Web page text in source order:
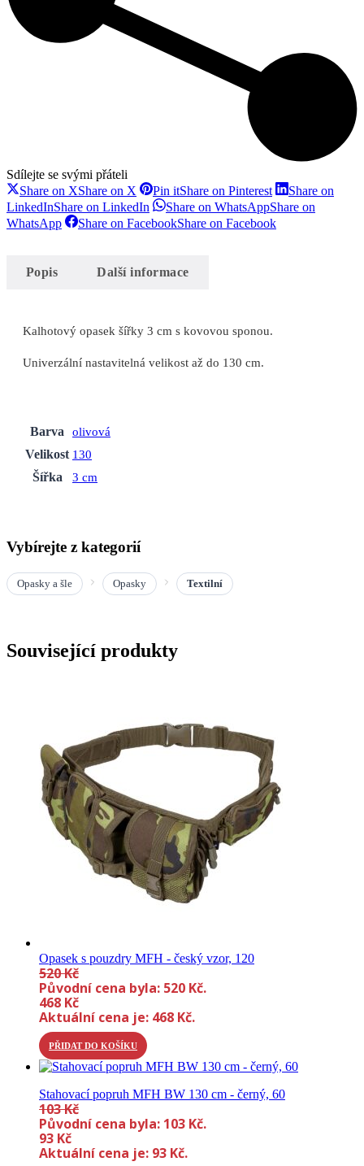
Sdílejte se svými přáteli
Share on XShare on X Pin itShare on Pinterest
Share on
LinkedInShare on LinkedIn Share on WhatsAppShare on
WhatsApp
Share on FacebookShare on Facebook
Popis Další informace
Kalhotový opasek šířky 3 cm s kovovou sponou.
Univerzální nastavitelná velikost až do 130 cm.
Barva
olivová
Velikost 130
Šířka
3 cm
Vybírejte z kategorií
Opasky a šle Opasky Textilní
Související produkty
Opasek s pouzdry MFH - český vzor, 120
520Kč
Původní cena byla: 520 Kč.
468 Kč
Aktuální cena je: 468 Kč.
PŘIDAT DO KOŠÍKU
Stahovací popruh MFH BW 130 cm - černý, 60
103Kč
Původní cena byla: 103 Kč.
93 Kč
Aktuální cena je: 93 Kč.